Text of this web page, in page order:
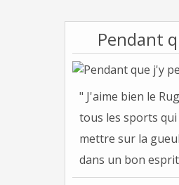
Pendant
" J'aime bien le
tous les sports
mettre sur la
dans un bon